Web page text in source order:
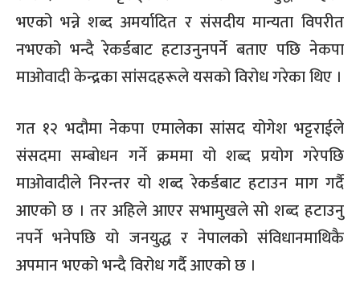
भएको भन्ने शब्द अमर्यादित र संसदीय मान्यता विपरीत
नभएको भन्दै रेकर्डबाट हटाउनुनपर्ने बताए पछि नेकपा
माओवादी केन्द्रका सांसदहरूले यसको विरोध गरेका थिए ।
गत १२ भदौमा नेकपा एमालेका सांसद योगेश भट्टराईले
संसदमा सम्बोधन गर्ने क्रममा यो शब्द प्रयोग गरेपछि
माओवादीले निरन्तर यो शब्द रेकर्डबाट हटाउन माग गर्दै
आएको छ । तर अहिले आएर सभामुखले सो शब्द हटाउनु
नपर्ने भनेपछि यो जनयुद्ध र नेपालको संविधानमाथिकै
अपमान भएको भन्दै विरोध गर्दै आएको छ ।